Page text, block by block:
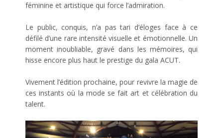
féminine et artistique qui force l’admiration.
Le public, conquis, n’a pas tari d’éloges face à ce
défilé d’une rare intensité visuelle et émotionnelle. Un
moment inoubliable, gravé dans les mémoires, qui
hisse encore plus haut le prestige du gala ACUT.
Vivement l’édition prochaine, pour revivre la magie de
ces instants où la mode se fait art et célébration du
talent.